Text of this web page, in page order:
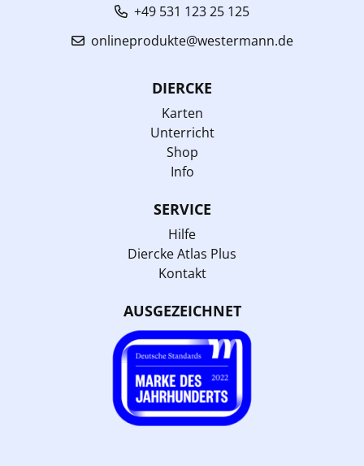
+49 531 123 25 125
onlineprodukte@westermann.de
DIERCKE
Karten
Unterricht
Shop
Info
SERVICE
Hilfe
Diercke Atlas Plus
Kontakt
AUSGEZEICHNET